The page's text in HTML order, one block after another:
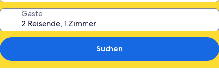
Gäste
Suchen